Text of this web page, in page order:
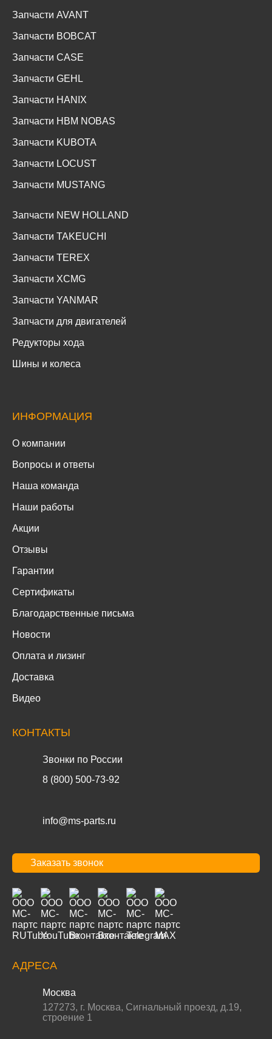
Запчасти AVANT
Запчасти BOBCAT
Запчасти CASE
Запчасти GEHL
Запчасти HANIX
Запчасти HBM NOBAS
Запчасти KUBOTA
Запчасти LOCUST
Запчасти MUSTANG
Запчасти NEW HOLLAND
Запчасти TAKEUCHI
Запчасти TEREX
Запчасти XCMG
Запчасти YANMAR
Запчасти для двигателей
Редукторы хода
Шины и колеса
ИНФОРМАЦИЯ
О компании
Вопросы и ответы
Наша команда
Наши работы
Акции
Отзывы
Гарантии
Сертификаты
Благодарственные письма
Новости
Оплата и лизинг
Доставка
Видео
КОНТАКТЫ
Звонки по России
8 (800) 500-73-92
info@ms-parts.ru
Заказать звонок
АДРЕСА
Москва
127273, г. Москва, Сигнальный проезд, д.19,
строение 1